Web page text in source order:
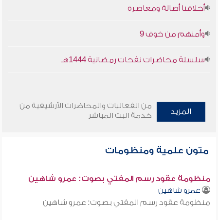
أخلاقنا أصالة ومعاصرة
وأمنهم من خوف 9
سلسلة محاضرات نفحات رمضانية 1444هـ
المزيد
من الفعاليات والمحاضرات الأرشيفية من
خدمة البث المباشر
متون علمية ومنظومات
منظومة عقود رسم المفتي بصوت: عمرو شاهين
عمرو شاهين
منظومة عقود رسم المفتي بصوت: عمرو شاهين